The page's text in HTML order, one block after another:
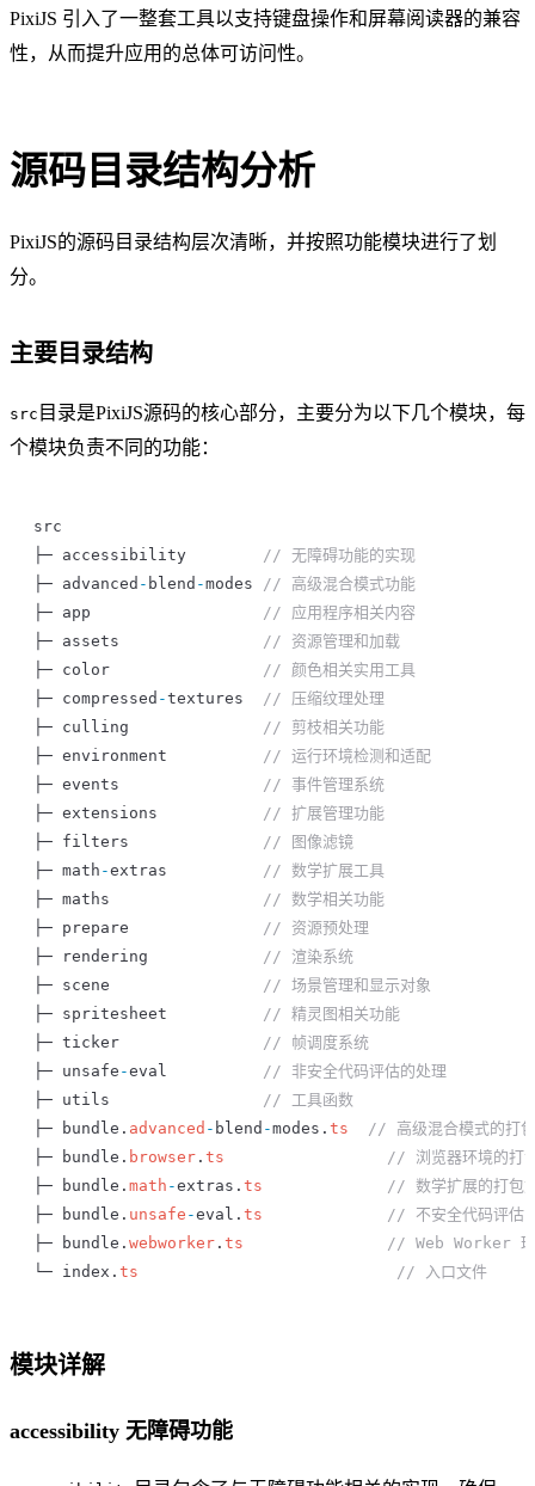
PixiJS 引入了一整套工具以支持键盘操作和屏幕阅读器的兼容
性，从而提升应用的总体可访问性。
源码目录结构分析
PixiJS的源码目录结构层次清晰，并按照功能模块进行了划
分。
主要目录结构
src 目录是PixiJS源码的核心部分，主要分为以下几个模块，每
个模块负责不同的功能：
src
├─ accessibility
        // 无障碍功能的实现
├─ advanced - blend -modes // 高级混合模式功能
├─ app
                  // 应用程序相关内容
├─ assets
               // 资源管理和加载
├─ color
                // 颜色相关实用工具
├─ compressed -textures
  // 压缩纹理处理
├─ culling
              // 剪枝相关功能
├─ environment
          // 运行环境检测和适配
├─ events
               // 事件管理系统
├─ extensions
           // 扩展管理功能
├─ filters
              // 图像滤镜
├─ math -extras
          // 数学扩展工具
├─ maths
                // 数学相关功能
├─ prepare
              // 资源预处理
├─
rendering
            // 渲染系统
├─ scene
                // 场景管理和显示对象
├─ spritesheet
          // 精灵图相关功能
├─ ticker
               // 帧调度系统
├─ unsafe -eval
          // 非安全代码评估的处理
├─ utils
                // 工具函数
├─
bundle . advanced - blend -modes . ts
// 高级混合模式的打
├─
bundle . browser . ts
// 浏览器环境的打
├─
bundle . math -extras . ts
// 数学扩展的打包
├─
bundle . unsafe -eval . ts
// 不安全代码评估
├─
bundle . webworker . ts
// Web Worker 环
└─ index . ts
                           // 入口文件
模块详解
accessibility 无障碍功能